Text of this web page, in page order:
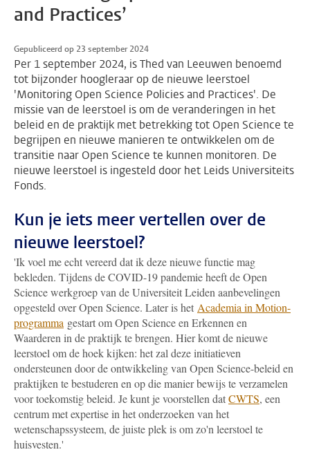
and Practices’
Gepubliceerd op 23 september 2024
Per 1 september 2024, is Thed van Leeuwen benoemd
tot bijzonder hoogleraar op de nieuwe leerstoel
'Monitoring Open Science Policies and Practices'. De
missie van de leerstoel is om de veranderingen in het
beleid en de praktijk met betrekking tot Open Science te
begrijpen en nieuwe manieren te ontwikkelen om de
transitie naar Open Science te kunnen monitoren. De
nieuwe leerstoel is ingesteld door het Leids Universiteits
Fonds.
Kun je iets meer vertellen over de
nieuwe leerstoel?
'Ik voel me echt vereerd dat ik deze nieuwe functie mag
bekleden. Tijdens de COVID-19 pandemie heeft de Open
Science werkgroep van de Universiteit Leiden aanbevelingen
opgesteld over Open Science. Later is het Academia in Motion-
programma gestart om Open Science en Erkennen en
Waarderen in de praktijk te brengen. Hier komt de nieuwe
leerstoel om de hoek kijken: het zal deze initiatieven
ondersteunen door de ontwikkeling van Open Science-beleid en
praktijken te bestuderen en op die manier bewijs te verzamelen
voor toekomstig beleid. Je kunt je voorstellen datCWTS, een
centrum met expertise in het onderzoeken van het
wetenschapssysteem, de juiste plek is om zo'n leerstoel te
huisvesten.'